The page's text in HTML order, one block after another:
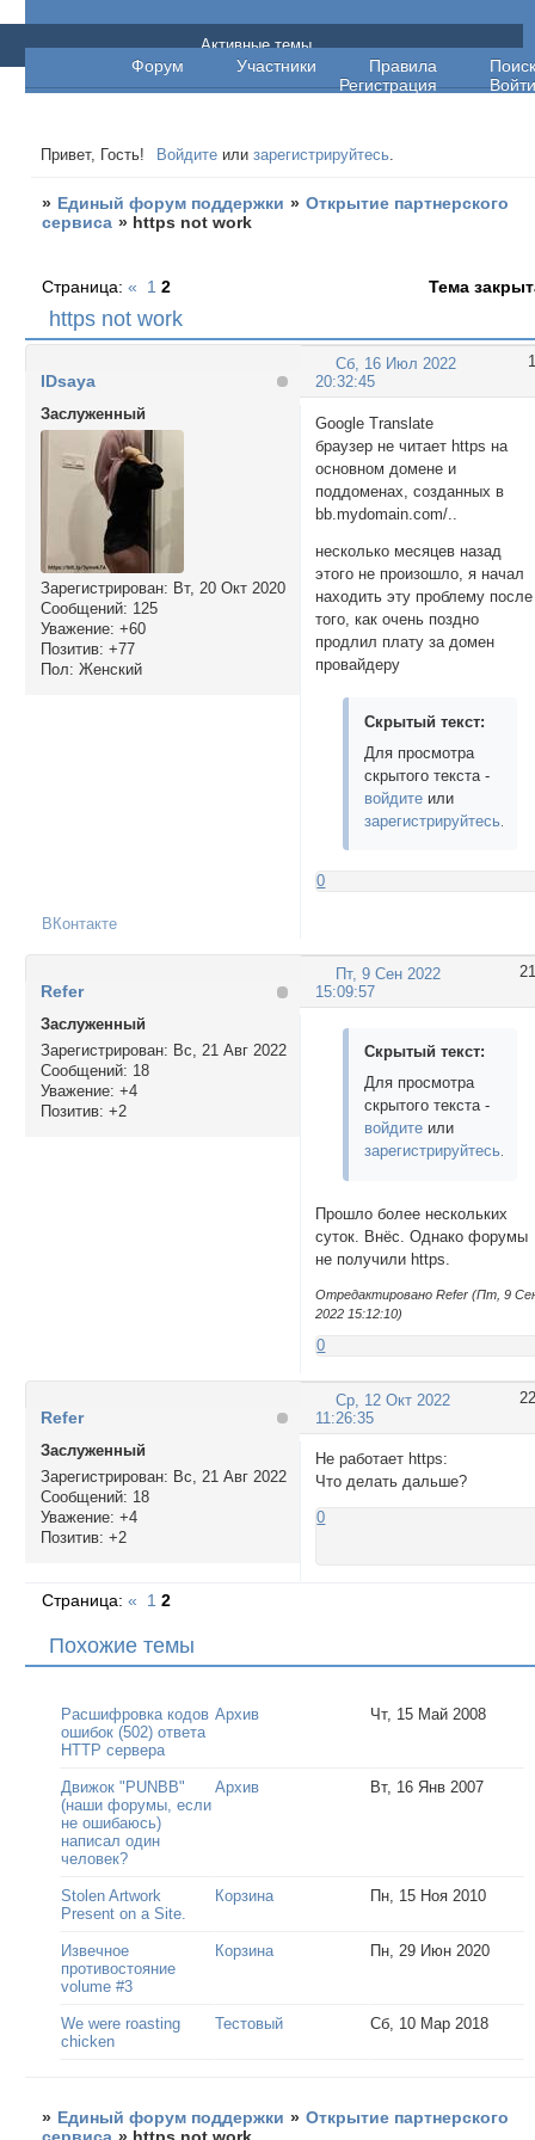
Единый форум поддержки
Форум Участники Правила
Поиск
Регистрация
Войти
Активные темы
Привет, Гость! Войдите илизарегистрируйтесь.
» Единый форум поддержки » Открытие партнерского
сервиса » https not work
https not work
Страница:« 1 2 Тема
1
Сб, 16 Июл 2022
20:32:45
IDsaya
Заслуженный
Зарегистрирован: Вт, 20 Окт 2020
Сообщений: 125
Уважение: +60
Позитив: +77
Пол: Женский
Google Translate
браузер не читает https на
основном домене и
поддоменах, созданных в
bb.mydomain.com/..
несколько месяцев назад
этого не произошло, я начал
находить эту проблему после
того, как очень поздно
продлил плату за домен
провайдеру
Скрытый текст:
Для просмотра
скрытого текста -
войдите или
зарегистрируйтесь
0
ВКонтакте
21
Пт, 9 Сен 2022
15:09:57
Refer
Заслуженный
Зарегистрирован: Вс, 21 Авг 2022
Сообщений: 18
Уважение: +4
Позитив: +2
Скрытый текст:
Для просмотра
скрытого текста -
войдите или
зарегистрируйтесь.
Прошло более нескольких
суток. Внёс. Однако форумы
не получили https.
Отредактировано Refer (Пт, 9
2022 15:12:10)
0
22
Ср, 12 Окт 2022
11:26:35
Refer
Заслуженный
Зарегистрирован: Вс, 21 Авг 2022
Сообщений: 18
Уважение: +4
Позитив: +2
Не работает https:
Что делать дальше?
0
Страница:« 1 2
Похожие темы
Расшифровка кодов
ошибок (502) ответа
HTTP сервера
Архив Чт, 15 Май 2008
Движок "PUNBB"
(наши форумы, если
не ошибаюсь)
написал один
человек?
Архив Вт, 16 Янв 2007
Stolen Artwork
Present on a Site.
Корзина Пн, 15 Ноя 2010
Извечное
противостояние
volume #3
Корзина Пн, 29 Июн 2020
We were roasting
chicken
Тестовый Сб, 10 Мар 2018
» Единый форум поддержки » Открытие партнерского